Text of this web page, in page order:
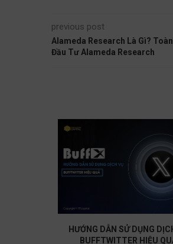
previous post
Alameda Research Là Gì?
Đầu Tư Alameda Research
HƯỚNG DẪN SỬ DỤNG
BUFFTWITTER HIỆU